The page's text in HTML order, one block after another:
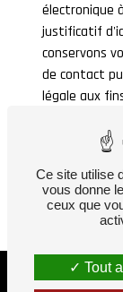
électronique
justificatif
conservons
de contact
légale aux
liste
le site cnil.fr
Ce site utilise
vous donne
ceux que
Tout